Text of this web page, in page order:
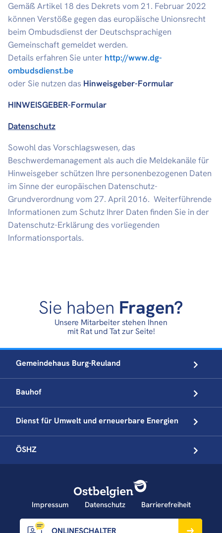
Gemäß Artikel 18 des Dekrets vom 21. Februar 2022
können Verstöße gegen das europäische Unionsrecht
beim Ombudsdienst der Deutschsprachigen
Gemeinschaft gemeldet werden.
Details erfahren Sie unter http://www.dg-
ombudsdienst.be
oder Sie nutzen das Hinweisgeber-Formular
HINWEISGEBER-Formular
Datenschutz
Sowohl das Vorschlagswesen, das
Beschwerdemanagement als auch die Meldekanäle für
Hinweisgeber schützen Ihre personenbezogenen Daten
im Sinne der europäischen Datenschutz-
Grundverordnung vom 27. April 2016. Weiterführende
Informationen zum Schutz Ihrer Daten finden Sie in der
Datenschutz-Erklärung des vorliegenden
Informationsportals.
Sie haben Fragen?
Unsere Mitarbeiter stehen Ihnen
mit Rat und Tat zur Seite!
Gemeindehaus Burg-Reuland
Bauhof
Dienst für Umwelt underneuerbare Energien
ÖSHZ
Impressum Datenschutz Barrierefreiheit
ONLINESCHALTER